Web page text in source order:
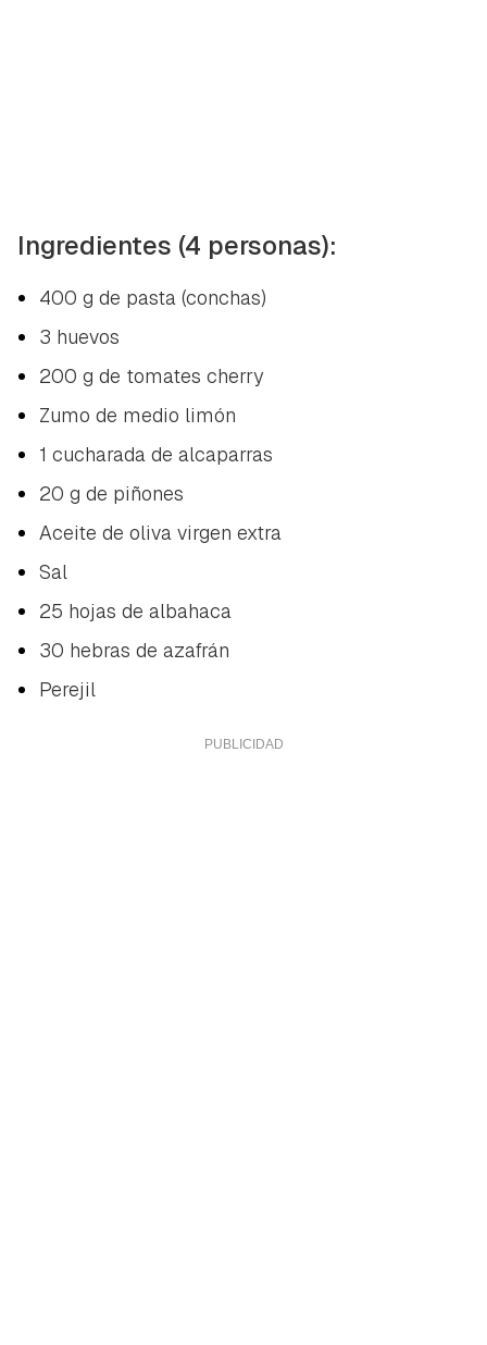
Ingredientes (4 personas):
400 g de pasta (conchas)
3 huevos
200 g de tomates cherry
Zumo de medio limón
1 cucharada de alcaparras
20 g de piñones
Aceite de oliva virgen extra
Sal
25 hojas de albahaca
30 hebras de azafrán
Perejil